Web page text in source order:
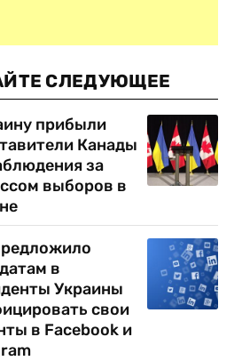
СЛЕДУЮЩЕЕ
прибыли
Канады
за
выборов в
в
Украины
свои
в Facebook и